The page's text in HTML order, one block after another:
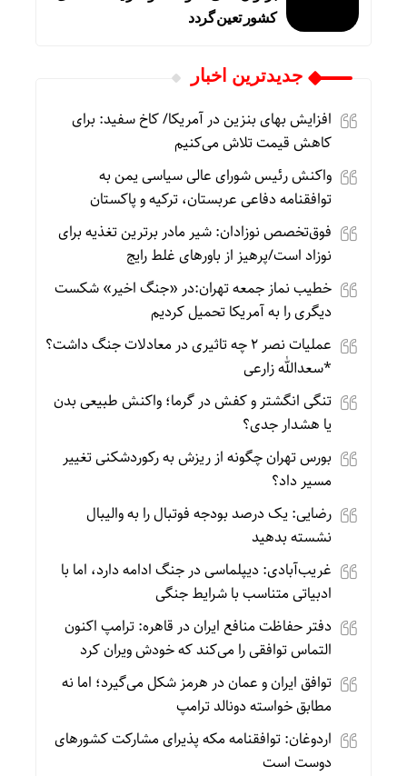
کشور تعین گردد
جديدترين اخبار
افزایش بهای بنزین در آمریکا/ کاخ سفید: برای
کاهش قیمت تلاش می‌کنیم
واکنش رئیس شورای عالی سیاسی یمن به
توافقنامه دفاعی عربستان، ترکیه و پاکستان
فوق‌تخصص نوزادان: شیر مادر برترین تغذیه برای
نوزاد است/پرهیز از باورهای غلط رایج
خطیب نماز جمعه تهران:در «جنگ اخیر» شکست
دیگری را به آمریکا تحمیل کردیم
عملیات نصر ۲ چه تاثیری در معادلات جنگ داشت؟
*سعدالله زارعی
تنگی انگشتر و کفش در گرما؛ واکنش طبیعی بدن
یا هشدار جدی؟
بورس تهران چگونه از ریزش به رکوردشکنی تغییر
مسیر داد؟
رضایی: یک درصد بودجه فوتبال را به والیبال
نشسته بدهید
غریب‌آبادی: دیپلماسی در جنگ ادامه دارد، اما با
ادبیاتی متناسب با شرایط جنگی
دفتر حفاظت منافع ایران در قاهره: ترامپ اکنون
التماس توافقی را می‌کند که خودش ویران کرد
توافق ایران و عمان در هرمز شکل می‌گیرد؛ اما نه
مطابق خواسته دونالد ترامپ
اردوغان: توافقنامه مکه پذیرای مشارکت کشورهای
دوست است